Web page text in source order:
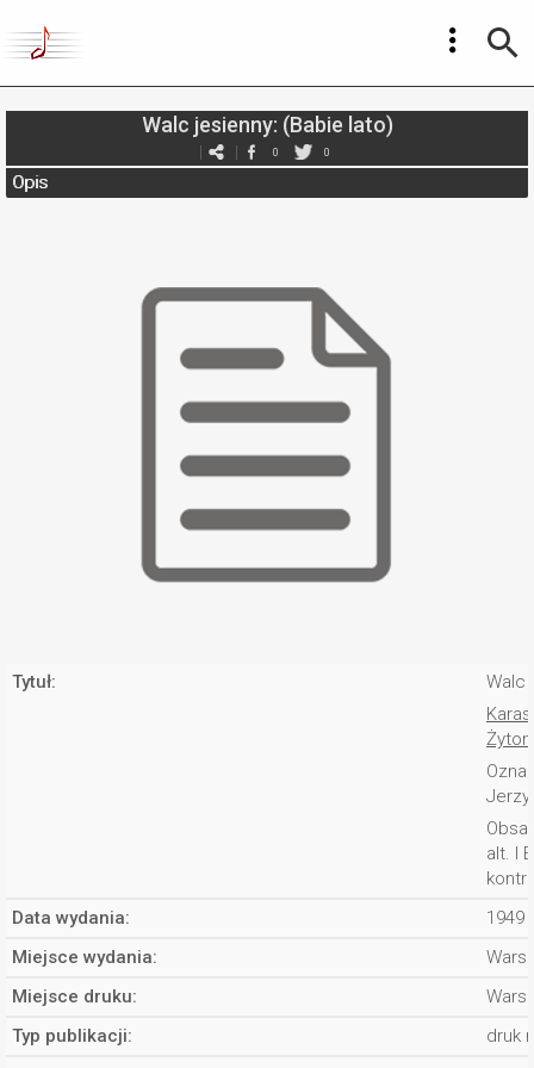
Walc jesienny: (Babie lato)
0 0
Opis
Tytuł:
Walc
Jerzy
alt. I
Data wydania:
1949
Miejsce wydania:
Miejsce druku:
Typ publikacji:
druk